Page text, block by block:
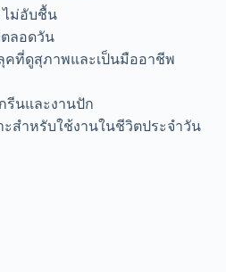
ไม่อับชื้น
ตลอดวัน
คที่ดูสุภาพและเป็นมืออาชีพ
รีนและงานปัก
สำหรับใช้งานในชีวิตประจำวัน